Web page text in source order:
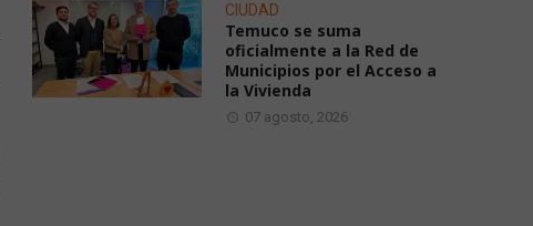
CIUDAD
Temuco se suma
oficialmente a la Red de
Municipios por el Acceso a
la Vivienda
07 agosto, 2026